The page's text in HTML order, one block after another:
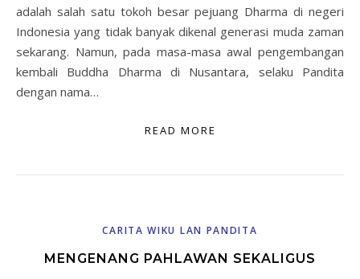
adalah salah satu tokoh besar pejuang Dharma di negeri
Indonesia yang tidak banyak dikenal generasi muda zaman
sekarang. Namun, pada masa-masa awal pengembangan
kembali Buddha Dharma di Nusantara, selaku Pandita
dengan nama…
READ MORE
CARITA WIKU LAN PANDITA
MENGENANG PAHLAWAN SEKALIGUS